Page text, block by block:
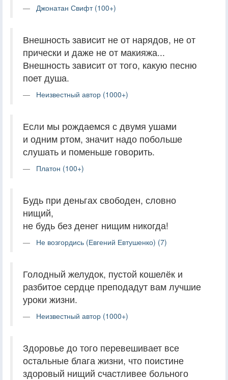
Джонатан Свифт (100+)
Внешность зависит не от нарядов, не от
прически и даже не от макияжа...
Внешность зависит от того, какую песню
поет душа.
Неизвестный автор (1000+)
Если мы рождаемся с двумя ушами
и одним ртом, значит надо побольше
слушать и поменьше говорить.
Платон (100+)
Будь при деньгах свободен, словно
нищий,
не будь без денег нищим никогда!
Не возгордись (Евгений Евтушенко) (7)
Голодный желудок, пустой кошелёк и
разбитое сердце преподадут вам лучшие
уроки жизни.
Неизвестный автор (1000+)
Здоровье до того перевешивает все
остальные блага жизни, что поистине
здоровый нищий счастливее больного